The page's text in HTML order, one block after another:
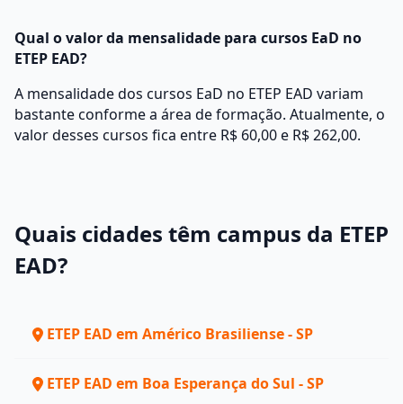
Qual o valor da mensalidade para cursos EaD no
ETEP EAD?
A mensalidade dos cursos EaD no ETEP EAD variam
bastante conforme a área de formação. Atualmente, o
valor desses cursos fica entre R$ 60,00 e R$ 262,00.
Quais cidades têm campus da ETEP
EAD?
ETEP EAD em Américo Brasiliense - SP
ETEP EAD em Boa Esperança do Sul - SP